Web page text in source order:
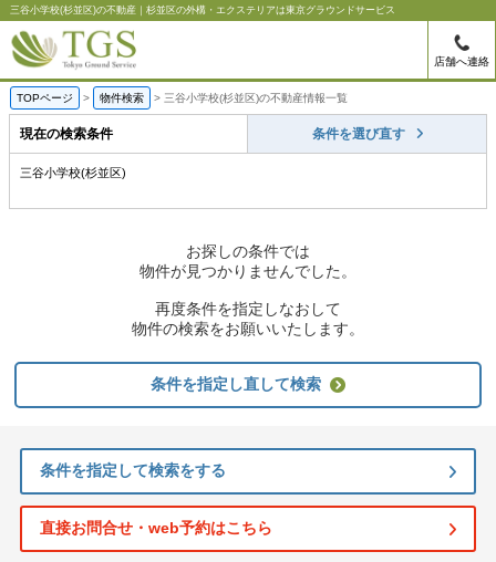
三谷小学校(杉並区)の不動産｜杉並区の外構・エクステリアは東京グラウンドサービス
店舗へ連絡
TOPページ 物件検索 三谷小学校(杉並区)の不動産情報一覧
現在の検索条件 条件を選び直す
三谷小学校(杉並区)
お探しの条件では
物件が見つかりませんでした。
再度条件を指定しなおして
物件の検索をお願いいたします。
条件を指定し直して検索
条件を指定して検索をする
直接お問合せ・web予約はこちら